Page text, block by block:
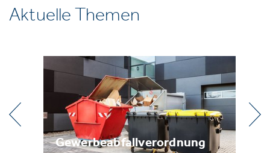
Aktuelle Themen
Metallrecycling